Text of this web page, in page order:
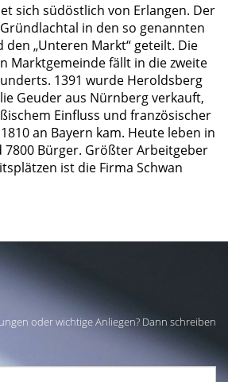
sich südöstlich von Erlangen. Der
in den so genannten
„Unteren Markt“ geteilt. Die
Marktgemeinde fällt in die zweite
1391 wurde Heroldsberg
Geuder aus Nürnberg verkauft,
Einfluss und französischer
an Bayern kam. Heute leben in
Bürger. Größter Arbeitgeber
ist die Firma Schwan
oder wichtige Anliegen? Dann schreiben